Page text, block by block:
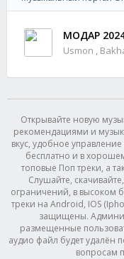
МОДАР
Usmon ,
Открывайте новую
рекомендациями и
вкус, удобное
бесплатно и в
топовые Поп треки, а
Слушайте,
ограничений, в высоком
треки на Android, IOS
защищены.
размещенные
аудио файл будет удалён
вопросам